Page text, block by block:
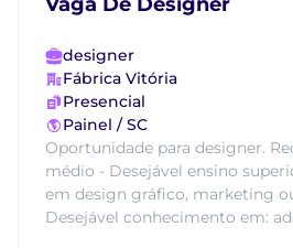
designer
Fábrica Vitória
Presencial
Painel / SC
Oportunidade para designer.
médio - Desejável ensino
em design gráfico, marketing
Desejável conhecimento em: